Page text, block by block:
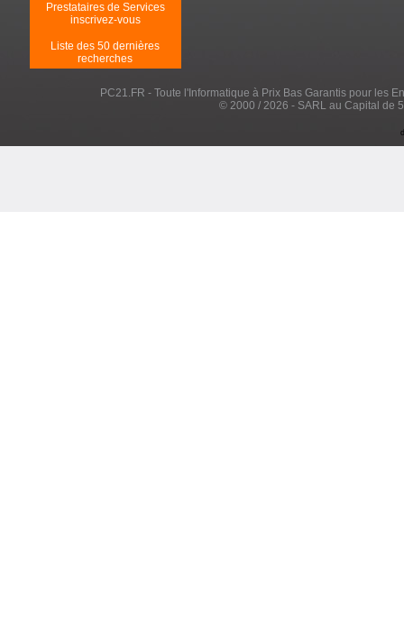
Prestataires de Services
inscrivez-vous
Liste des 50 dernières
recherches
PC21.FR - Toute l'Informatique à Prix Bas Garantis pour les
© 2000 / 2026 - SARL au Capital de